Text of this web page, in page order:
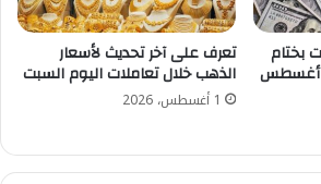
بختام
تعاملات اليوم السبت 1 أغسطس
تعرف على آخر تحديث لأسعار
الذهب خلال تعاملات اليوم السبت
1 أغسطس، 2026